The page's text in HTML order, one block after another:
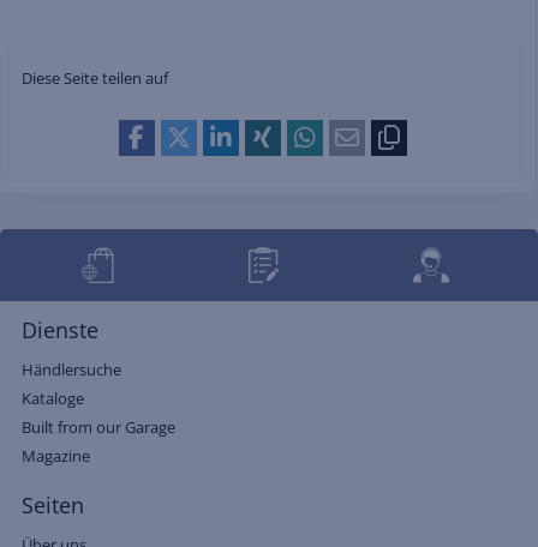
Diese Seite teilen auf
Dienste
Händlersuche
Kataloge
Built from our Garage
Magazine
Seiten